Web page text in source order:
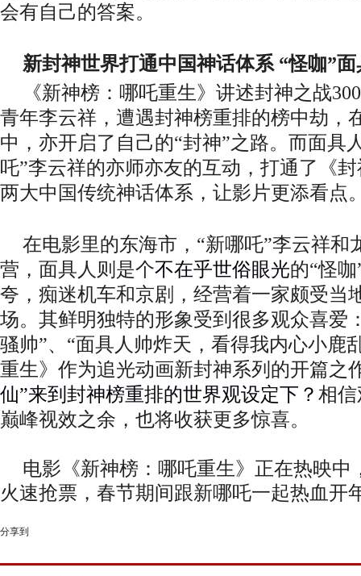
会有自己的答案。
新封神世界打通中国神话体系 “怪咖”
《新神榜：哪吒重生》讲述封神之战
青年李云祥 ， 遭遇封神榜重排的榜中劫 ，
中，亦开启了自己的“封神”之路。而面具
吒”李云祥的亦师亦友的互动，打通了《
两大中国传统神话体系，让影片更添看点
在电影里的东海市， “新哪吒”李云祥和
营，面具人则是个不在乎世俗眼光的“怪
夸，痴迷机车和京剧，经营着一家颇受当
场。其鲜明独特的形象受到很多观众喜爱
骚帅”、“面具人帅炸天，看得我内心小鹿
重生》 作为追光动画新封神系列的开篇之
仙”来到封神榜重排的世界观设定下？ 相
巅峰视效之余，也将收获更多惊喜。
电影《新神榜：哪吒重生》 正在热映中
火速抢票，春节期间跟新哪吒一起热血开
分享到